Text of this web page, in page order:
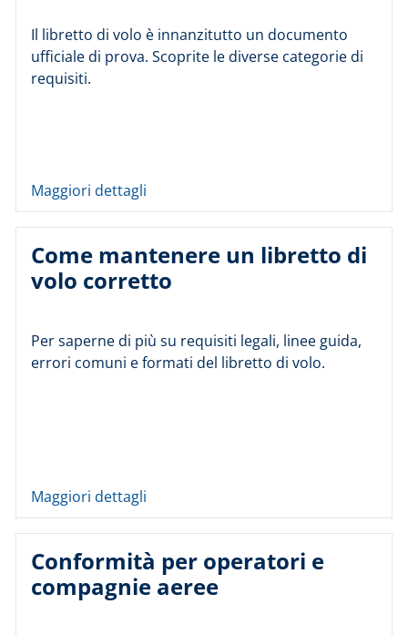
Il libretto di volo è innanzitutto un documento
ufficiale di prova. Scoprite le diverse categorie di
requisiti.
Maggiori dettagli
Come mantenere un libretto di
volo corretto
Per saperne di più su requisiti legali, linee guida,
errori comuni e formati del libretto di volo.
Maggiori dettagli
Conformità per operatori e
compagnie aeree